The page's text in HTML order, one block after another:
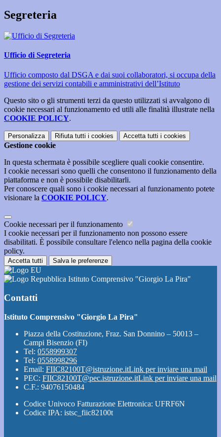
Segreteria
Ufficio di Segreteria
Ufficio composto dal DSGA e dai suoi collaboratori, si occupa della
gestione dei servizi contabili e amministrativi dell’Istituto
Questo sito o gli strumenti terzi da questo utilizzati si avvalgono di
cookie necessari al funzionamento ed utili alle finalità illustrate nella
COOKIE POLICY.
Personalizza Rifiuta tutti i cookies Accetta tutti i cookies
Gestione cookie
In questa schermata è possibile scegliere quali cookie consentire.
I cookie necessari sono quelli che consentono il funzionamento della
piattaforma e non è possibile disabilitarli.
Per conoscere quali sono i cookie necessari al funzionamento potete
visionare la COOKIE POLICY.
Cookie necessari per il funzionamento
I cookie necessari per il funzionamento non possono essere
disabilitati. È possibile consultare l'elenco nella pagina della cookie
policy.
Accetta tutti Salva le preferenze
Istituto Comprensivo "Giorgio La Pira"
Contatti
Istituto Comprensivo "Giorgio La Pira"
Piazza della Costituzione, Fraz. San Donnino – 50013 –
Campi Bisenzio (FI)
Tel: 0558999307
Tel: 0558998296
Email: FIIC82100T@istruzione.itLink per inviare una mail
PEC: FIIC82100T@pec.istruzione.itLink per inviare una mail
C.F.: 94076150484
Codice Univoco Fatturazione Elettronica: UFRF6N
Codice IPA: istsc_fiic82100t